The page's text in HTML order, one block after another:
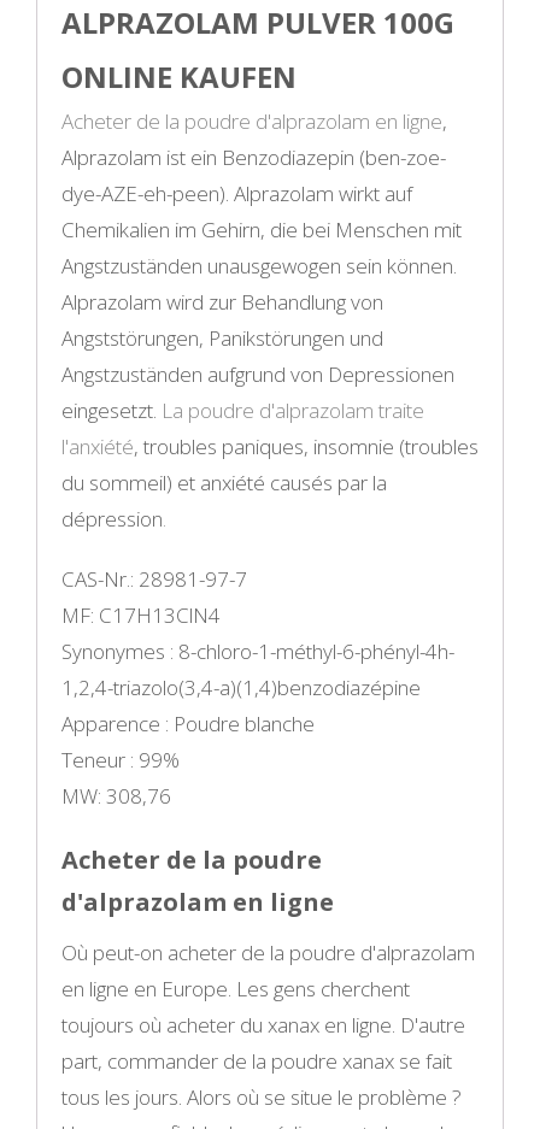
ALPRAZOLAM PULVER 100G
ONLINE KAUFEN
Acheter de la poudre d'alprazolam en ligne,
Alprazolam ist ein Benzodiazepin (ben-zoe-
dye-AZE-eh-peen). Alprazolam wirkt auf
Chemikalien im Gehirn, die bei Menschen mit
Angstzuständen unausgewogen sein können.
Alprazolam wird zur Behandlung von
Angststörungen, Panikstörungen und
Angstzuständen aufgrund von Depressionen
eingesetzt. La poudre d'alprazolam traite
l'anxiété, troubles paniques, insomnie (troubles
du sommeil) et anxiété causés par la
dépression.
CAS-Nr.: 28981-97-7
MF: C17H13ClN4
Synonymes : 8-chloro-1-méthyl-6-phényl-4h-
1,2,4-triazolo(3,4-a)(1,4)benzodiazépine
Apparence : Poudre blanche
Teneur : 99%
MW: 308,76
Acheter de la poudre
d'alprazolam en ligne
Où peut-on acheter de la poudre d'alprazolam
en ligne en Europe. Les gens cherchent
toujours où acheter du xanax en ligne. D'autre
part, commander de la poudre xanax se fait
tous les jours. Alors où se situe le problème ?